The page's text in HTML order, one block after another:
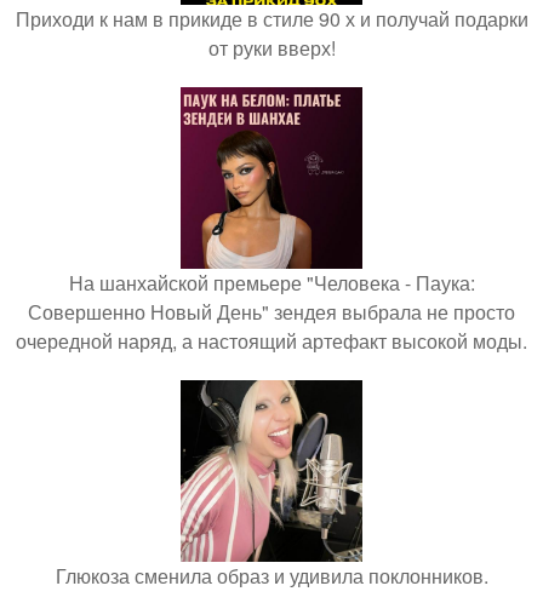
Приходи к нам в прикиде в стиле 90 х и получай подарки
от руки вверх!
На шанхайской премьере "Человека - Паука:
Совершенно Новый День" зендея выбрала не просто
очередной наряд, а настоящий артефакт высокой моды.
Глюкоза сменила образ и удивила поклонников.